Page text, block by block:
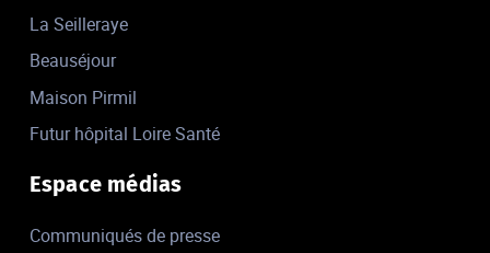
La Seilleraye
Beauséjour
Maison Pirmil
Futur hôpital Loire Santé
Espace médias
Communiqués de presse